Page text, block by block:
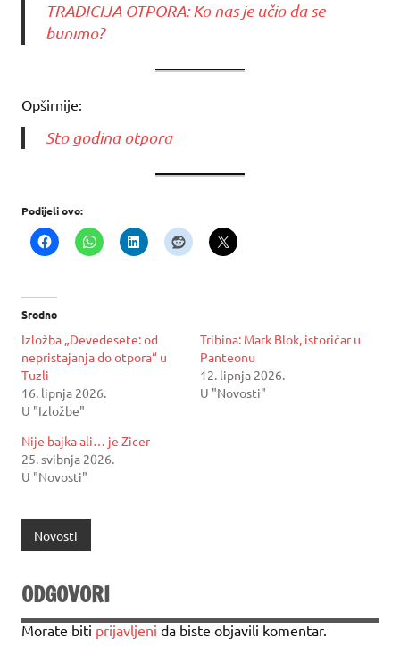
TRADICIJA OTPORA: Ko nas je učio da se
bunimo?
Opširnije:
Sto godina otpora
Podijeli ovo:
Srodno
Izložba „Devedesete: od
nepristajanja do otpora“ u
Tuzli
16. lipnja 2026.
U "Izložbe"
Tribina: Mark Blok, istoričar u
Panteonu
12. lipnja 2026.
U "Novosti"
Nije bajka ali… je Zicer
25. svibnja 2026.
U "Novosti"
Novosti
ODGOVORI
Morate biti prijavljeni da biste objavili komentar.